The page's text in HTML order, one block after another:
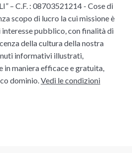
– C.F. : 08703521214 - Cose di
scopo di lucro la cui missione è
pubblico, con finalità di
della cultura della nostra
informativi illustrati,
maniera efficace e gratuita,
dominio. Vedi le condizioni